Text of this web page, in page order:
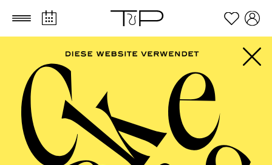
Zum Hauptinhalt springen Zum Footer springen